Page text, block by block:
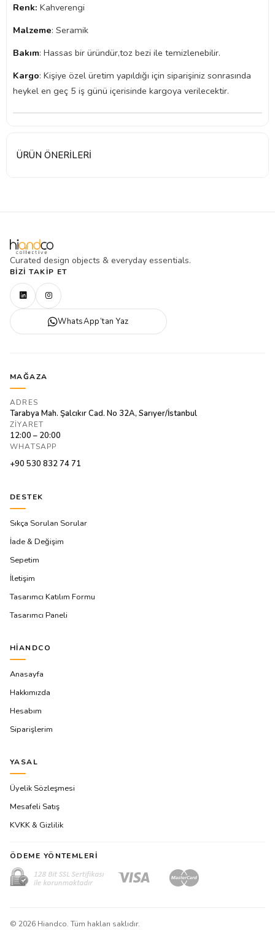
Renk: Kahverengi
Malzeme: Seramik
Bakım: Hassas bir üründür,toz bezi ile temizlenebilir.
Kargo: Kişiye özel üretim yapıldığı için siparişiniz sonrasında
heykel en geç 5 iş günü içerisinde kargoya verilecektir.
ÜRÜN ÖNERILERI
Curated design objects & everyday essentials.
BIZI TAKIP ET
WhatsApp’tan Yaz
MAĞAZA
ADRES
Tarabya Mah. Şalcıkır Cad. No 32A, Sarıyer/İstanbul
ZIYARET
12:00 – 20:00
WHATSAPP
+90 530 832 74 71
DESTEK
Sıkça Sorulan Sorular
İade & Değişim
Sepetim
İletişim
Tasarımcı Katılım Formu
Tasarımcı Paneli
HIANDCO
Anasayfa
Hakkımızda
Hesabım
Siparişlerim
YASAL
Üyelik Sözleşmesi
Mesafeli Satış
KVKK & Gizlilik
ÖDEME YÖNTEMLERI
© 2026 Hiandco. Tüm hakları saklıdır.